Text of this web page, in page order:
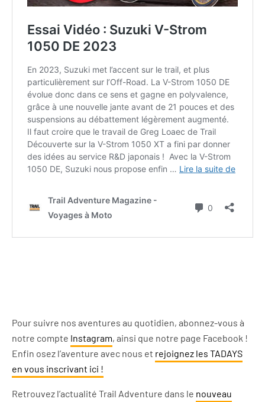
Pour suivre nos aventures au quotidien, abonnez-vous à
notre compte Instagram, ainsi que notre page Facebook !
Enfin osez l’aventure avec nous et rejoignez les TADAYS
en vous inscrivant ici !
Retrouvez l’actualité Trail Adventure dans le nouveau